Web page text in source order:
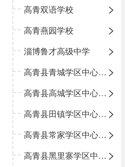
高青双语学校
高青燕园学校
淄博鲁才高级中学
高青县青城学区中心小学
高青县高城学区中心小学
高青县田镇学区中心小学
高青县常家学区中心小学
高青县黑里寨学区中心小学